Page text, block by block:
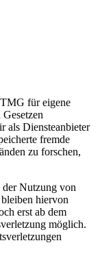
für eigene
als Diensteanbieter
fremde
zu forschen,
Nutzung von
hiervon
erst ab dem
möglich.